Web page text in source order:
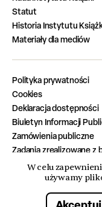
Statut
Historia Instytutu
Materiały dla mediów
Polityka prywatności
Cookies
Deklaracja dostępności
Biuletyn Informacji
Zamówienia publiczne
Zadania zrealizowane
Oferty pracy
© 2026 Instytut
W celu
używamy